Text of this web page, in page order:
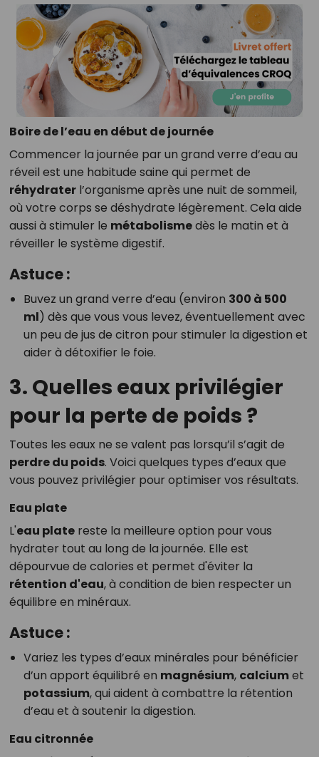
Boire de l’eau en début de journée
Commencer la journée par un grand verre d’eau au
réveil est une habitude saine qui permet de
réhydraterl’organisme après une nuit de sommeil,
où votre corps se déshydrate légèrement. Cela aide
aussi à stimuler le métabolismedès le matin et à
réveiller le système digestif.
Astuce :
Buvez un grand verre d’eau (environ 300 à 500
ml) dès que vous vous levez, éventuellement avec
un peu de jus de citron pour stimuler la digestion et
aider à détoxifier le foie.
3. Quelles eaux privilégier
pour la perte de poids ?
Toutes les eaux ne se valent pas lorsqu’il s’agit de
perdre du poids. Voici quelques types d’eaux que
vous pouvez privilégier pour optimiser vos résultats.
Eau plate
L'eau platereste la meilleure option pour vous
hydrater tout au long de la journée. Elle est
dépourvue de calories et permet d'éviter la
rétention d'eau, à condition de bien respecter un
équilibre en minéraux.
Astuce :
Variez les types d’eaux minérales pour bénéficier
d’un apport équilibré en magnésium, calciumet
potassium, qui aident à combattre la rétention
d’eau et à soutenir la digestion.
Eau citronnée